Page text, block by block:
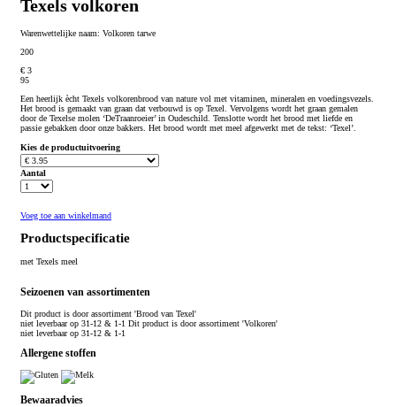
Texels volkoren
Warenwettelijke naam: Volkoren tarwe
200
€ 3
95
Een heerlijk ècht Texels volkorenbrood van nature vol met vitaminen, mineralen en voedingsvezels.
Het brood is gemaakt van graan dat verbouwd is op Texel. Vervolgens wordt het graan gemalen
door de Texelse molen ‘DeTraanroeier’ in Oudeschild. Tenslotte wordt het brood met liefde en
passie gebakken door onze bakkers. Het brood wordt met meel afgewerkt met de tekst: ‘Texel’.
Kies de productuitvoering
Aantal
Voeg toe aan winkelmand
Productspecificatie
met Texels meel
Seizoenen van assortimenten
Dit product is door assortiment 'Brood van Texel'
niet leverbaar op 31-12 & 1-1 Dit product is door assortiment 'Volkoren'
niet leverbaar op 31-12 & 1-1
Allergene stoffen
Bewaaradvies